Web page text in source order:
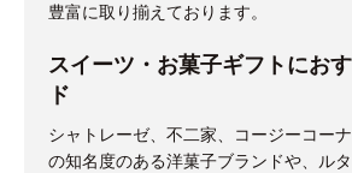
豊富に取り揃えております。
スイーツ・お菓子ギフトにお
ド
シャトレーゼ、不二家、コージーコー
の知名度のある洋菓子ブランドや、ル